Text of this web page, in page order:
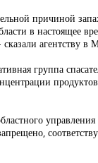
причиной
в настоящее
агентству в
группа